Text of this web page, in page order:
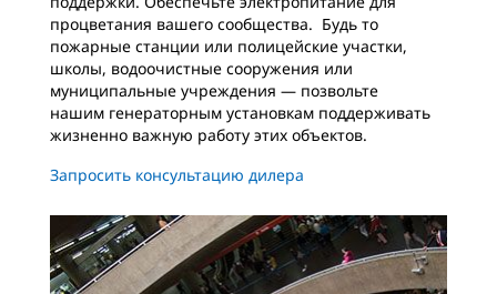
процветания вашего сообщества. Будь то
пожарные станции или полицейские участки,
школы, водоочистные сооружения или
муниципальные учреждения — позвольте
нашим генераторным установкам поддерживать
жизненно важную работу этих объектов.
Запросить консультацию дилера